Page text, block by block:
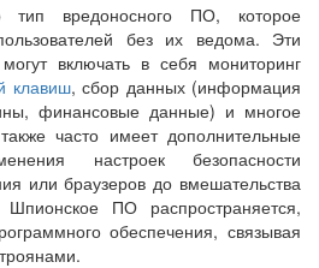
вредоносного ПО, которое
без их ведома. Эти
включать в себя мониторинг
клавиш, сбор данных (информация
финансовые данные) и многое
часто имеет дополнительные
настроек безопасности
или браузеров до вмешательства
ПО распространяется,
обеспечения, связывая